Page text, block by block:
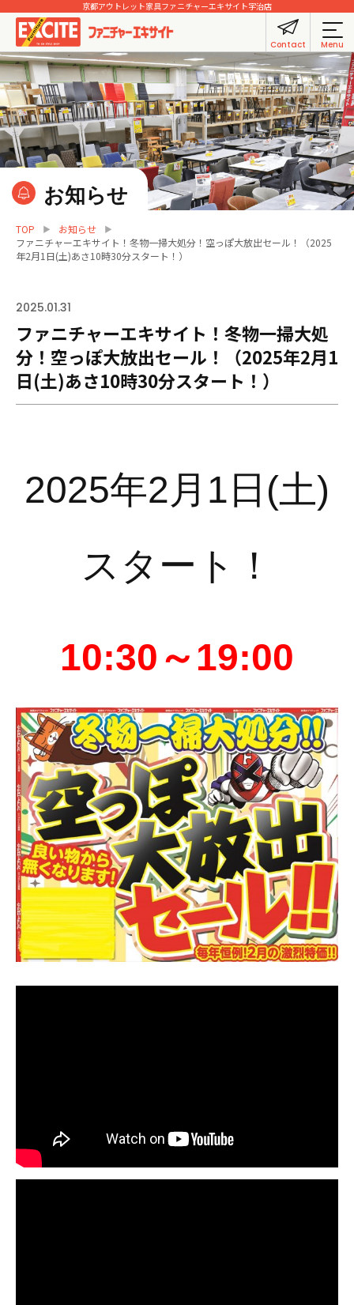
京都アウトレット家具ファニチャーエキサイト宇治店
Contact Menu
お知らせ
TOP
お知らせ
ファニチャーエキサイト！冬物一掃大処分！空っぽ大放出セール！（2025
年2月1日(土)あさ10時30分スタート！）
2025.01.31
ファニチャーエキサイト！冬物一掃大処
分！空っぽ大放出セール！（2025年2月1
日(土)あさ10時30分スタート！）
2025年2月1日(土)
スタート！
10:30～19:00